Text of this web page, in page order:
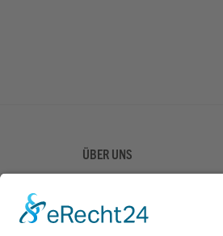
ÜBER UNS
Videothek